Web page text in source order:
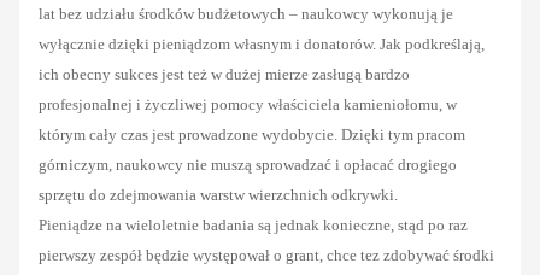
lat bez udziału środków budżetowych – naukowcy wykonują je
wyłącznie dzięki pieniądzom własnym i donatorów. Jak podkreślają,
ich obecny sukces jest też w dużej mierze zasługą bardzo
profesjonalnej i życzliwej pomocy właściciela kamieniołomu, w
którym cały czas jest prowadzone wydobycie. Dzięki tym pracom
górniczym, naukowcy nie muszą sprowadzać i opłacać drogiego
sprzętu do zdejmowania warstw wierzchnich odkrywki.
Pieniądze na wieloletnie badania są jednak konieczne, stąd po raz
pierwszy zespół będzie występował o grant, chce tez zdobywać środki